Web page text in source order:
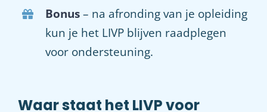
Bonus– na afronding van je opleiding
kun je het LIVP blijven raadplegen
voor ondersteuning.
Waar staat het LIVP voor